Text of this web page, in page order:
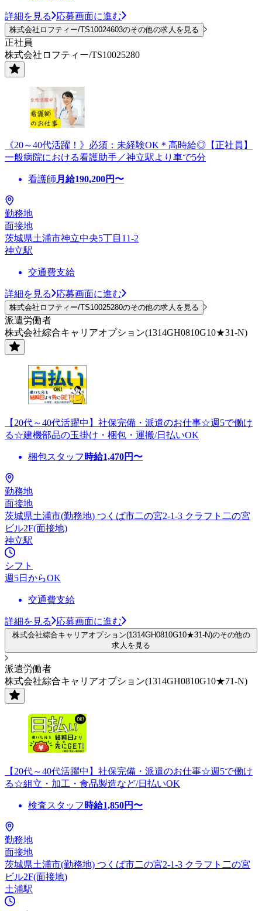
詳細を見る 応募画面に進む
株式会社ロフティー/TS10024603のその他の求人を見る
正社員
株式会社ロフティー/TS10025280
《20～40代活躍！》必須：未経験OK＊高時給◎【正社員】
一般病院における看護助手／神立駅より車で5分
看護師 月給190,200円〜
勤務地
面接地
茨城県土浦市神立中央5丁目11-2
神立駅
交通費支給
詳細を見る 応募画面に進む
株式会社ロフティー/TS10025280のその他の求人を見る
派遣労働者
株式会社綜合キャリアオプション(1314GH0810G10★31-N)
【20代～40代活躍中】社保完備・派遣のお仕事☆週5で働け
る☆建機部品の玉掛け・梱包・運搬/日払いOK
梱包スタッフ 時給1,470円〜
勤務地
面接地
茨城県土浦市(勤務地) つくば市二の宮2-1-3 クラフト二の宮
ビル2F(面接地)
神立駅
シフト
週5日からOK
交通費支給
詳細を見る 応募画面に進む
株式会社綜合キャリアオプション(1314GH0810G10★31-N)のその他の
求人を見る
派遣労働者
株式会社綜合キャリアオプション(1314GH0810G10★71-N)
【20代～40代活躍中】社保完備・派遣のお仕事☆週5で働け
る☆組立・加工・食品製造など/日払いOK
検査スタッフ 時給1,850円〜
勤務地
面接地
茨城県土浦市(勤務地) つくば市二の宮2-1-3 クラフト二の宮
ビル2F(面接地)
土浦駅